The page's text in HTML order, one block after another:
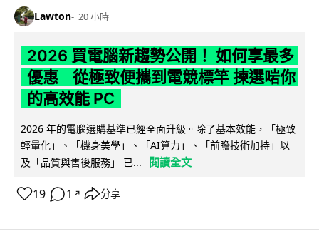
Lawton 20 小時
2026 買電腦新趨勢公開！ 如何享最多
優惠 從極致便攜到電競標竿 揀選啱你
的高效能 PC
2026 年的電腦選購基準已經全面升級。除了基本效能，「極致
輕量化」、「機身美學」、「AI算力」、「前瞻技術加持」以
及「品質與售後服務」 已...
閱讀全文
19 1 ↗ 分享